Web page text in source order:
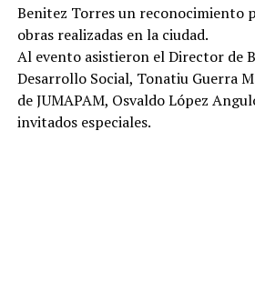
Benitez Torres un reconocimiento
obras realizadas en la ciudad.
Al evento asistieron el Director de
Desarrollo Social, Tonatiu Guerra
de JUMAPAM, Osvaldo López
invitados especiales.